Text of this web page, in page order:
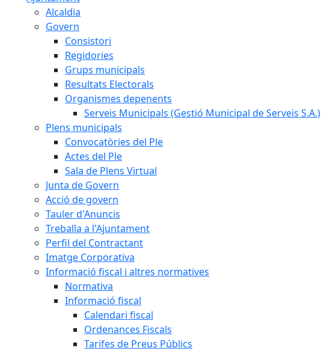
Alcaldia
Govern
Consistori
Regidories
Grups municipals
Resultats Electorals
Organismes depenents
Serveis Municipals (Gestió Municipal de Serveis S.A.)
Plens municipals
Convocatòries del Ple
Actes del Ple
Sala de Plens Virtual
Junta de Govern
Acció de govern
Tauler d'Anuncis
Treballa a l'Ajuntament
Perfil del Contractant
Imatge Corporativa
Informació fiscal i altres normatives
Normativa
Informació fiscal
Calendari fiscal
Ordenances Fiscals
Tarifes de Preus Públics